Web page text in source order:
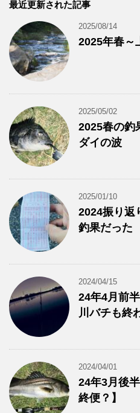
最近更新された記事
2025/08/14
2025年春～
2025/05/02
2025春の釣
ダイの波
2025/01/10
2024振り返
釣果だった
2024/04/15
24年4月前
川バチも終
2024/04/01
24年3月後
終便？】